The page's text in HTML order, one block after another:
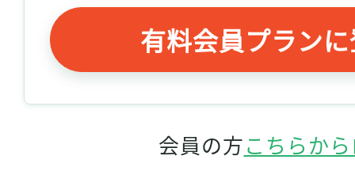
有料会員プラン
会員の方こちらか